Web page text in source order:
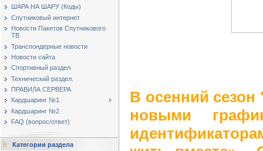
ШАРА НА ШАРУ (Коды)
Спутниковый интернет
Новости Пакетов Спутникового
ТВ
Транспондерные новости
Новости сайта
Спортивный раздел
Технический раздел.
ПРАВИЛА СЕРВЕРА
Кардшаринг №1
Кардшаринг №2
FAQ (вопрос/ответ)
Категории раздела
В осенний
новыми